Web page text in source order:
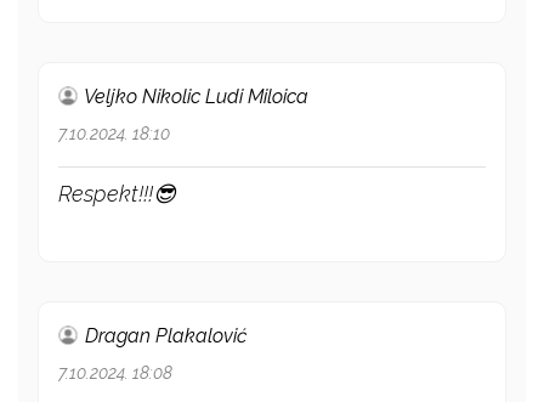
Veljko Nikolic Ludi Miloica
7.10.2024. 18:10
Respekt!!!😎
Dragan Plakalović
7.10.2024. 18:08